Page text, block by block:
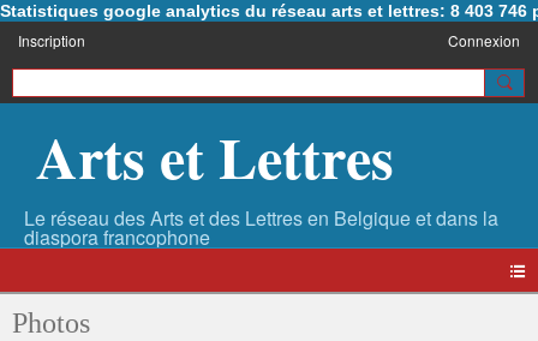
Statistiques google analytics du réseau arts et lettres: 8 403 746
Inscription Connexion
Arts et Lettres
Photos